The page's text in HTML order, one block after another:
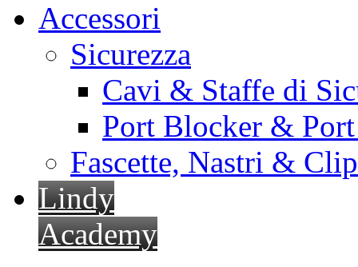
Accessori
Sicurezza
Cavi & Staffe di
Port Blocker &
Fascette, Nastri &
Lindy
Academy